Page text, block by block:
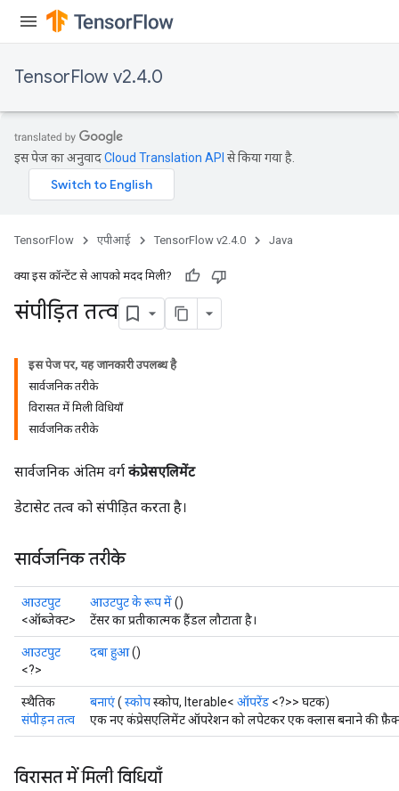
TensorFlow v2.4.0
इस पेज का अनुवादCloud Translation API से किया गया है.
TensorFlow एपीआई TensorFlow v2.4.0 Java
क्या इस कॉन्टेंट से आपको मदद मिली?
संपीड़ित तत्व
इस पेज पर, यह जानकारी उपलब्ध है
सार्वजनिक तरीके
विरासत में मिली विधियाँ
सार्वजनिक तरीके
सार्वजनिक अंतिम वर्ग कंप्रेसएलिमेंट
डेटासेट तत्व को संपीड़ित करता है।
सार्वजनिक तरीके
आउटपुट
<ऑब्जेक्ट>
आउटपुट के रूप में()
टेंसर का प्रतीकात्मक हैंडल लौटाता है।
आउटपुट
<?>
दबा हुआ()
स्थैतिक
संपीड़न तत्व
बनाएं( स्कोपस्कोप, Iterable< ऑपरेंड <?>> घटक)
एक नए कंप्रेसएलिमेंट ऑपरेशन को लपेटकर एक क्लास बनाने की
विरासत में मिली विधियाँ